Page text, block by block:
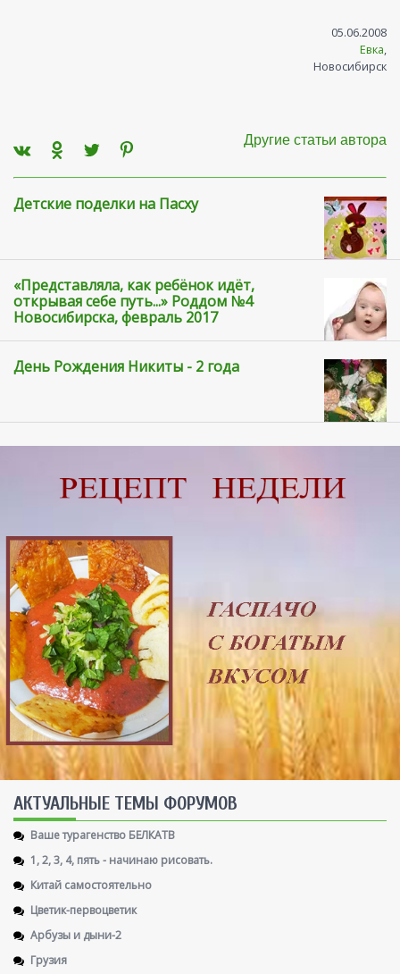
05.06.2008
Евка,
Новосибирск
Другие статьи автора
Детские поделки на Пасху
«Представляла, как ребёнок идёт,
открывая себе путь...» Роддом №4
Новосибирска, февраль 2017
День Рождения Никиты - 2 года
AКТУАЛЬНЫЕ ТЕМЫ ФОРУМОВ
Ваше турагенство БЕЛКАТВ
1, 2, 3, 4, пять - начинаю рисовать.
Китай самостоятельно
Цветик-первоцветик
Арбузы и дыни-2
Грузия